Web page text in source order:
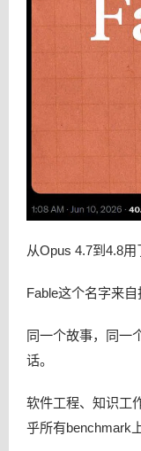
从Opus 4.7到4.8
Fable这个名字来自
同一个故事，同一
话。
软件工程、知识工
乎所有benchmark